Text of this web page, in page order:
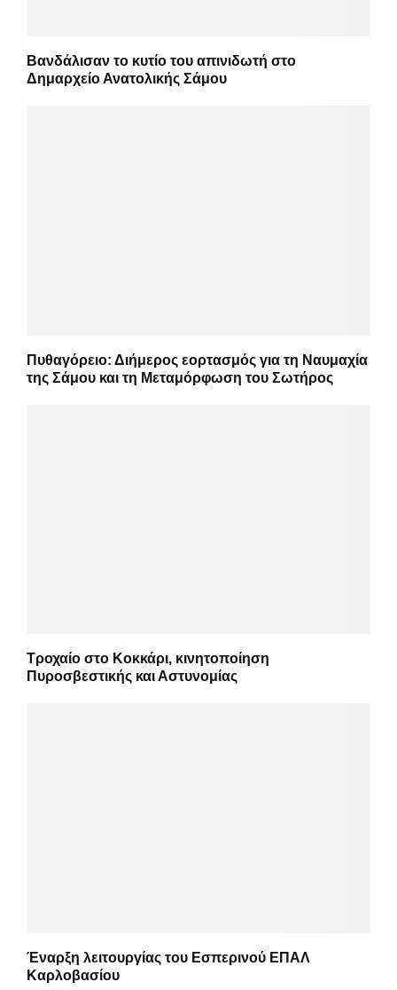
Βανδάλισαν το κυτίο του απινιδωτή στο
Δημαρχείο Ανατολικής Σάμου
Πυθαγόρειο: Διήμερος εορτασμός για τη Ναυμαχία
της Σάμου και τη Μεταμόρφωση του Σωτήρος
Τροχαίο στο Κοκκάρι, κινητοποίηση
Πυροσβεστικής και Αστυνομίας
Έναρξη λειτουργίας του Εσπερινού ΕΠΑΛ
Καρλοβασίου